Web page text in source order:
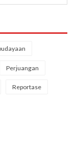
Perjuangan
Reportase